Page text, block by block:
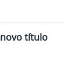
título